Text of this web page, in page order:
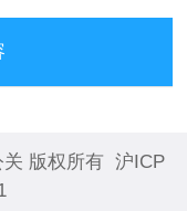
版权所有 沪ICP